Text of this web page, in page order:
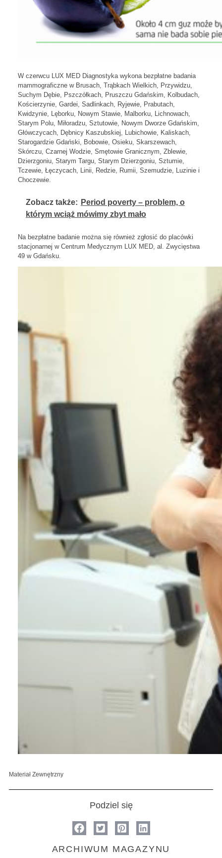
W czerwcu LUX MED Diagnostyka wykona bezpłatne badania
mammograficzne w Brusach, Trąbkach Wielkich, Przywidzu,
Suchym Dębie, Pszczółkach, Pruszczu Gdańskim, Kolbudach,
Kościerzynie, Gardei, Sadlinkach, Ryjewie, Prabutach,
Kwidzynie, Lęborku, Nowym Stawie, Malborku, Lichnowach,
Starym Polu, Miłoradzu, Sztutowie, Nowym Dworze Gdańskim,
Główczycach, Dębnicy Kaszubskiej, Lubichowie, Kaliskach,
Starogardzie Gdański, Bobowie, Osieku, Skarszewach,
Skórczu, Czarnej Wodzie, Smętowie Granicznym, Zblewie,
Dzierzgoniu, Starym Targu, Starym Dzierzgoniu, Sztumie,
Tczewie, Łęczycach, Linii, Redzie, Rumii, Szemudzie, Luzinie i
Choczewie.
Zobacz także: Period poverty – problem, o
którym wciąż mówimy zbyt mało
Na bezpłatne badanie można się również zgłosić do placówki
stacjonarnej w Centrum Medycznym LUX MED, al. Zwycięstwa
49 w Gdańsku.
Materiał Zewnętrzny
Podziel się
ARCHIWUM MAGAZYNU